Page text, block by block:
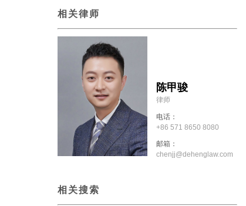
相关律师
陈甲骏
律师
电话：
+86 571 8650 8080
邮箱：
chenjj@dehenglaw.com
相关搜索